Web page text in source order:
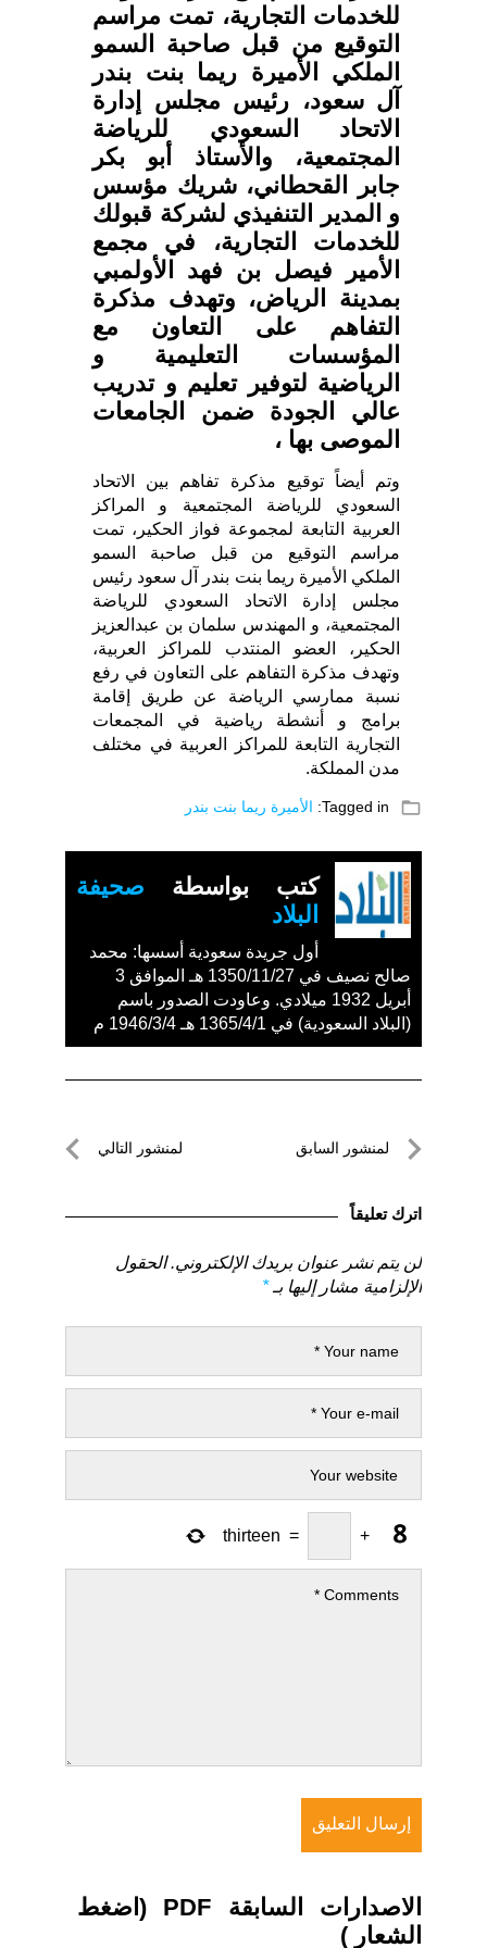
للخدمات التجارية، تمت مراسم
التوقيع من قبل صاحبة السمو
الملكي الأميرة ريما بنت بندر
آل سعود، رئيس مجلس إدارة
الاتحاد السعودي للرياضة
المجتمعية، والأستاذ أبو بكر
جابر القحطاني، شريك مؤسس
و المدير التنفيذي لشركة قبولك
للخدمات التجارية، في مجمع
الأمير فيصل بن فهد الأولمبي
بمدينة الرياض، وتهدف مذكرة
التفاهم على التعاون مع
المؤسسات التعليمية و
الرياضية لتوفير تعليم و تدريب
عالي الجودة ضمن الجامعات
الموصى بها ،
وتم أيضاً توقيع مذكرة تفاهم بين الاتحاد
السعودي للرياضة المجتمعية و المراكز
العربية التابعة لمجموعة فواز الحكير، تمت
مراسم التوقيع من قبل صاحبة السمو
الملكي الأميرة ريما بنت بندر آل سعود رئيس
مجلس إدارة الاتحاد السعودي للرياضة
المجتمعية، و المهندس سلمان بن عبدالعزيز
الحكير، العضو المنتدب للمراكز العربية،
وتهدف مذكرة التفاهم على التعاون في رفع
نسبة ممارسي الرياضة عن طريق إقامة
برامج و أنشطة رياضية في المجمعات
التجارية التابعة للمراكز العربية في مختلف
مدن المملكة.
folder_open
Tagged in: الأميرة ريما بنت بندر
كتب بواسطة صحيفة
البلاد
أول جريدة سعودية أسسها: محمد
صالح نصيف في 1350/11/27 هـ الموافق 3
أبريل 1932 ميلادي. وعاودت الصدور باسم
(البلاد السعودية) في 1365/4/1 هـ 1946/3/4 م
تصفّحلمنشور السابق
السابق
لمنشور التالي
اترك تعليقاً
لن يتم نشر عنوان بريدك الإلكتروني. الحقول
الإلزامية مشار إليها بـ*
+
=
thirteen
الاصدارات السابقة PDF (اضغط
الشعار )